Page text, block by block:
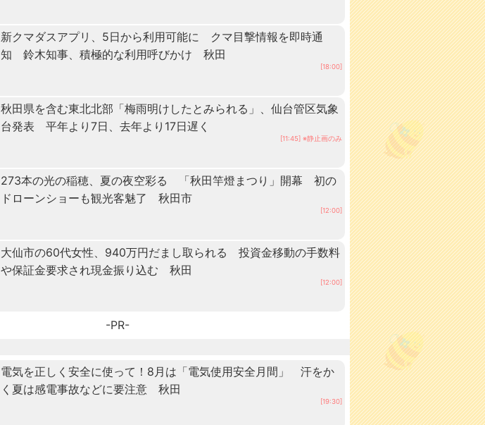
新クマダスアプリ、5日から利用可能に クマ目撃情報を即時通
知 鈴木知事、積極的な利用呼びかけ 秋田
[18:00]
秋田県を含む東北北部「梅雨明けしたとみられる」、仙台管区気象
台発表 平年より7日、去年より17日遅く
[11:45] ※静止画のみ
273本の光の稲穂、夏の夜空彩る 「秋田竿燈まつり」開幕 初の
ドローンショーも観光客魅了 秋田市
[12:00]
大仙市の60代女性、940万円だまし取られる 投資金移動の手数料
や保証金要求され現金振り込む 秋田
[12:00]
-PR-
電気を正しく安全に使って！8月は「電気使用安全月間」 汗をか
く夏は感電事故などに要注意 秋田
[19:30]